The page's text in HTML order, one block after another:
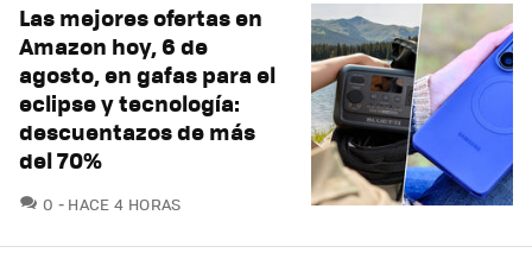
Las mejores ofertas en
Amazon hoy, 6 de
agosto, en gafas para el
eclipse y tecnología:
descuentazos de más
del 70%
0 COMENTARIOS
HACE 4 HORAS